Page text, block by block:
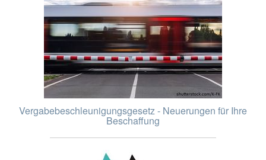
Vergabebeschleunigungsgesetz - Neuerungen für Ihre
Beschaffung